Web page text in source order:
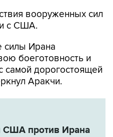
вооруженных сил
с США.
Ирана
боеготовность и
самой дорогостоящей
Аракчи.
США против Ирана